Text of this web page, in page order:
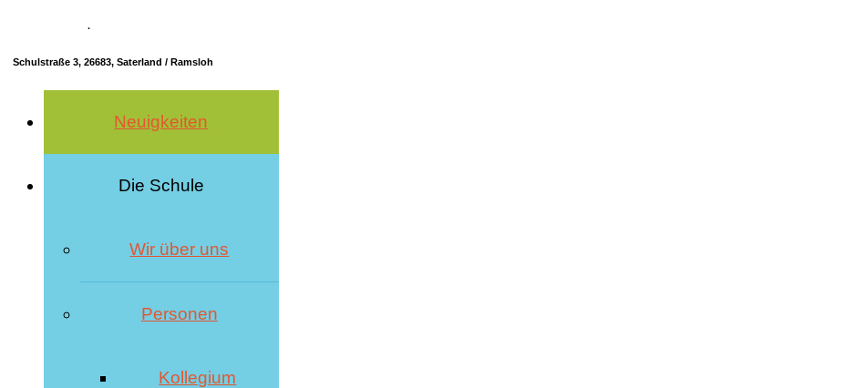
·
Schulstraße 3, 26683, Saterland / Ramsloh
Neuigkeiten
Die Schule
Wir über uns
Personen
Kollegium